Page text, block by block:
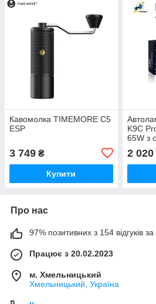
Кавомолка TIMEMORE C5
ESP
3 749 ₴
Купити
K9C
65W з
2 020
Про нас
97% позитивних з 154 відгуків за
Працює з 20.02.2023
м. Хмельницький
Хмельницький, Україна